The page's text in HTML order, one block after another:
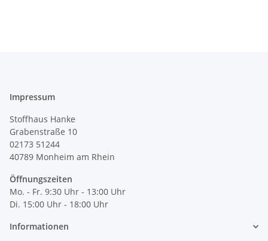
Impressum
Stoffhaus Hanke
Grabenstraße 10
02173 51244
40789 Monheim am Rhein
Öffnungszeiten
Mo. - Fr. 9:30 Uhr - 13:00 Uhr
Di. 15:00 Uhr - 18:00 Uhr
Informationen